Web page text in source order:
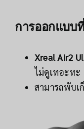
การออกแบบ
Xreal Air2
ไม่ดูเทอะทะ
สามารถพับ